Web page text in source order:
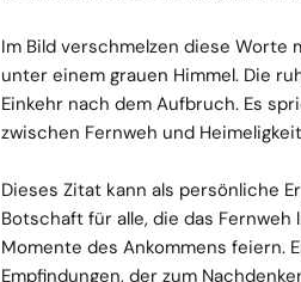
Im Bild verschmelzen diese Worte
unter einem grauen Himmel. Die
Einkehr nach dem Aufbruch. Es
zwischen Fernweh und
Dieses Zitat kann als persönliche
Botschaft für alle, die das
Momente des Ankommens feiern.
Empfindungen, der zum